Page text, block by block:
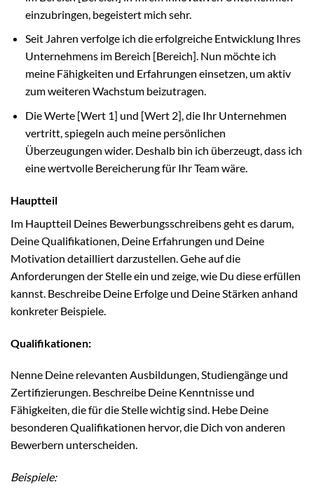
einzubringen, begeistert mich sehr.
Seit Jahren verfolge ich die erfolgreiche Entwicklung Ihres
Unternehmens im Bereich [Bereich]. Nun möchte ich
meine Fähigkeiten und Erfahrungen einsetzen, um aktiv
zum weiteren Wachstum beizutragen.
Die Werte [Wert 1] und [Wert 2], die Ihr Unternehmen
vertritt, spiegeln auch meine persönlichen
Überzeugungen wider. Deshalb bin ich überzeugt, dass ich
eine wertvolle Bereicherung für Ihr Team wäre.
Hauptteil
Im Hauptteil Deines Bewerbungsschreibens geht es darum,
Deine Qualifikationen, Deine Erfahrungen und Deine
Motivation detailliert darzustellen. Gehe auf die
Anforderungen der Stelle ein und zeige, wie Du diese erfüllen
kannst. Beschreibe Deine Erfolge und Deine Stärken anhand
konkreter Beispiele.
Qualifikationen:
Nenne Deine relevanten Ausbildungen, Studiengänge und
Zertifizierungen. Beschreibe Deine Kenntnisse und
Fähigkeiten, die für die Stelle wichtig sind. Hebe Deine
besonderen Qualifikationen hervor, die Dich von anderen
Bewerbern unterscheiden.
Beispiele: